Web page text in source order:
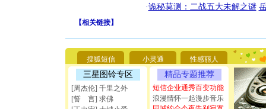
·诡秘莫测：二战五大未解之谜
【相关链接】
搜狐短信 小灵通 性感丽人
三星图铃专区
[周杰伦] 千里之外
[誓 言] 求佛
精品专题推荐
短信企业通秀百变功能
浪漫情怀一起漫步音乐
[圣诞节]
天都要快
[圣诞节]
如意,快
[元旦]看
断电。爱
你是我专